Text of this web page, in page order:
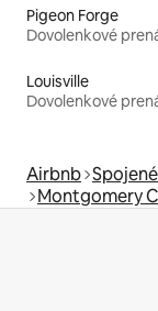
Pigeon Forge
Dovolenkové
Louisville
Dovolenkové
Airbnb
Montgomery